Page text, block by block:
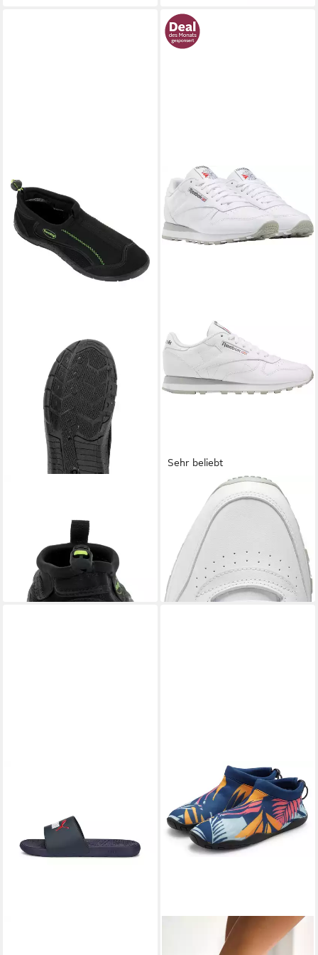
Sehr beliebt
REEBOK CLASSICCLASSIC
LEATHER Sneaker
59,99 €
UVP
nur diesen Monat
-40%
+1